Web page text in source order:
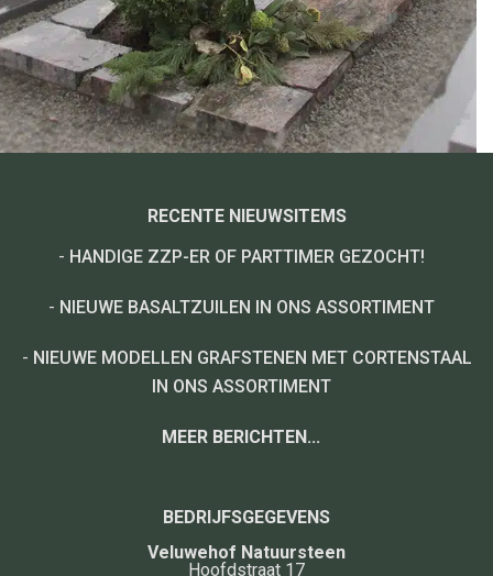
BEDRIJFSGEGEVENS
Veluwehof Natuursteen
Hoofdstraat 17
RECENTE NIEUWSITEMS
- HANDIGE ZZP-ER OF PARTTIMER GEZOCHT!
- NIEUWE BASALTZUILEN IN ONS ASSORTIMENT
- NIEUWE MODELLEN GRAFSTENEN MET CORTENSTAAL
IN ONS ASSORTIMENT
MEER BERICHTEN...